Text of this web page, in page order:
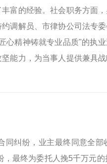
富的经验。社会职务方面
调解员、市律协公司法专
心精神铸就专业品质"的执
能力，为当事人提供兼具
纠纷，业主最终同意全部
最终为委托人挽5千万元